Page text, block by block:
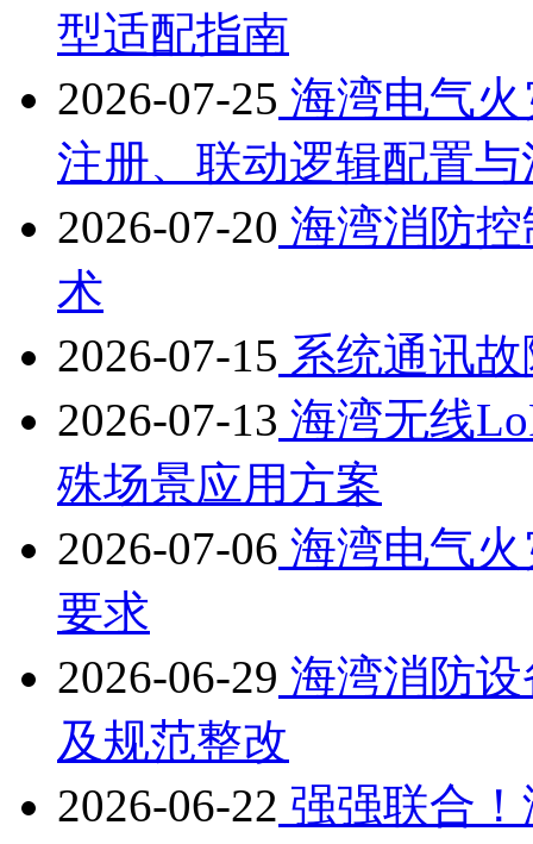
型适配指南
2026-07-25 海湾电气
注册、联动逻辑配置
2026-07-20 海湾消防
术
2026-07-15 系统通讯
2026-07-13 海湾无线
殊场景应用方案
2026-07-06 海湾电气
要求
2026-06-29 海湾消防
及规范整改
2026-06-22 强强联合